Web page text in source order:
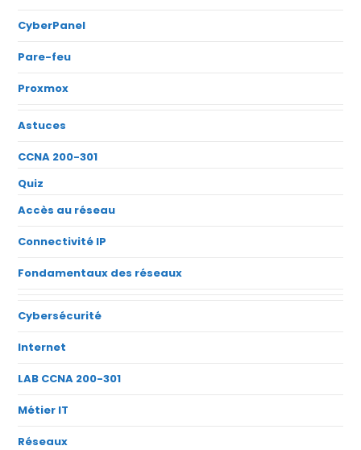
CyberPanel
Pare-feu
Proxmox
Astuces
CCNA 200-301
Quiz
Accès au réseau
Connectivité IP
Fondamentaux des réseaux
Cybersécurité
Internet
LAB CCNA 200-301
Métier IT
Réseaux